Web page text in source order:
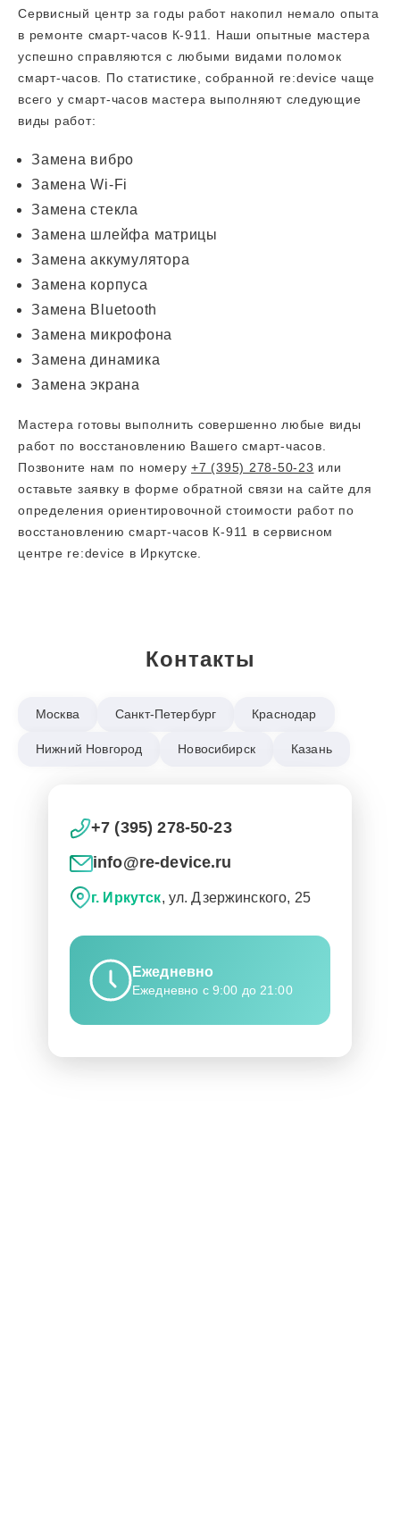
Сервисный центр за годы работ накопил немало опыта
в ремонте смарт-часов К-911. Наши опытные мастера
успешно справляются с любыми видами поломок
смарт-часов. По статистике, собранной re:device чаще
всего у смарт-часов мастера выполняют следующие
виды работ:
Замена вибро
Замена Wi-Fi
Замена стекла
Замена шлейфа матрицы
Замена аккумулятора
Замена корпуса
Замена Bluetooth
Замена микрофона
Замена динамика
Замена экрана
Мастера готовы выполнить совершенно любые виды
работ по восстановлению Вашего смарт-часов.
Позвоните нам по номеру +7 (395) 278-50-23 или
оставьте заявку в форме обратной связи на сайте для
определения ориентировочной стоимости работ по
восстановлению смарт-часов К-911 в сервисном
центре re:device в Иркутске.
Контакты
Москва Санкт-Петербург Краснодар
Нижний Новгород Новосибирск Казань
+7 (395) 278-50-23
info@re-device.ru
г. Иркутск, ул. Дзержинского, 25
Ежедневно
Ежедневно с 9:00 до 21:00